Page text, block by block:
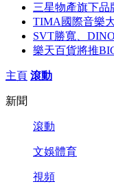
三星物產旗下品
TIMA國際音樂
SVT勝寬、
樂天百貨將推
主頁 滾動
新聞
滾動
文娛體育
視頻